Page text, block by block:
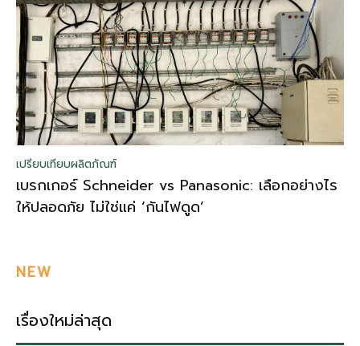
เปรียบเทียบผลิตภัณฑ์
เบรกเกอร์ Schneider vs Panasonic: เลือกอย่างไร
ให้ปลอดภัย ไม่ใช่แค่ ‘กันไฟดูด’
NEW
เรื่องใหม่ล่าสุด